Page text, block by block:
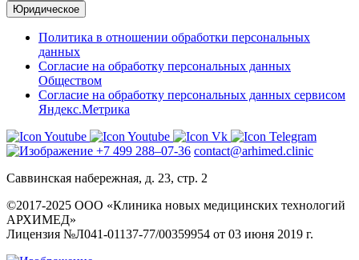
Юридическое
Политика в отношении обработки персональных
данных
Согласие на обработку персональных данных
Обществом
Согласие на обработку персональных данных сервисом
Яндекс.Метрика
+7 499 288–07-36 contact@arhimed.clinic
Саввинская набережная, д. 23, стр. 2
©2017-2025 ООО «Клиника новых медицинских технологий
АРХИМЕД»
Лицензия №Л041-01137-77/00359954 от 03 июня 2019 г.